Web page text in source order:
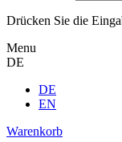
Drücken Sie die
Menu
DE
DE
EN
Warenkorb